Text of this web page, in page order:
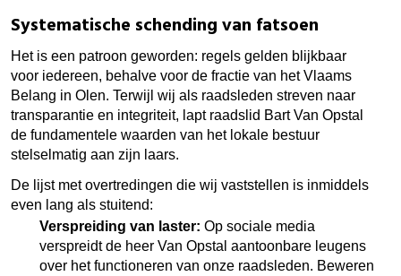
Systematische schending van fatsoen
Het is een patroon geworden: regels gelden blijkbaar
voor iedereen, behalve voor de fractie van het Vlaams
Belang in Olen. Terwijl wij als raadsleden streven naar
transparantie en integriteit, lapt raadslid Bart Van Opstal
de fundamentele waarden van het lokale bestuur
stelselmatig aan zijn laars.
De lijst met overtredingen die wij vaststellen is inmiddels
even lang als stuitend:
Verspreiding van laster: Op sociale media
verspreidt de heer Van Opstal aantoonbare leugens
over het functioneren van onze raadsleden. Beweren